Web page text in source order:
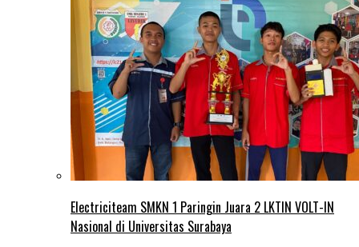
Electriciteam SMKN 1 Paringin Juara 2 LKTIN VOLT-IN
Nasional di Universitas Surabaya